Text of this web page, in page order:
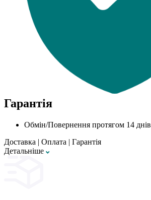
Гарантія
Обмін/Повернення протягом 14 днів
Доставка | Оплата | Гарантія
Детальнiше